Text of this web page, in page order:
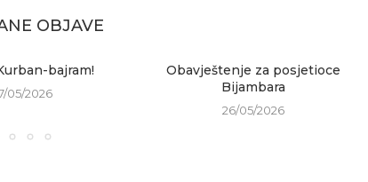
OBJAVE
bajram!
05/2026
Obavještenje za posjetioce
Bijambara
26/05/2026